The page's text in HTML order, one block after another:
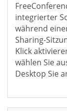
integrierter
während
Sharing-
Klick
wählen Sie
Desktop Sie